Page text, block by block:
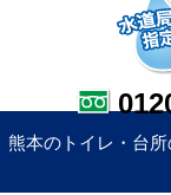
熊本のトイレ・台